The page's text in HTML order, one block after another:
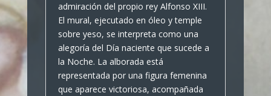
admiración del propio rey Alfonso XIII.
El mural, ejecutado en óleo y temple
sobre yeso, se interpreta como una
alegoría del Día naciente que sucede a
la Noche. La alborada está
representada por una figura femenina
que aparece victoriosa, acompañada